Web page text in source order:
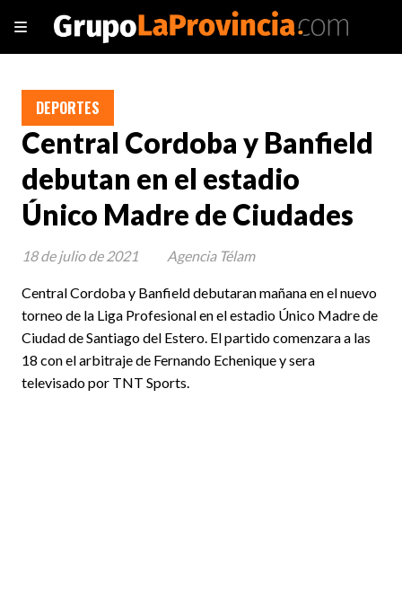
Central Cordoba y Banfield
debutan en el estadio
Único Madre de Ciudades
Central Cordoba y Banfield debutaran mañana en el nuevo
torneo de la Liga Profesional en el estadio Único Madre de
Ciudad de Santiago del Estero. El partido comenzara a las
18 con el arbitraje de Fernando Echenique y sera
televisado por TNT Sports.
DEPORTES
18 de julio de 2021 Agencia Télam